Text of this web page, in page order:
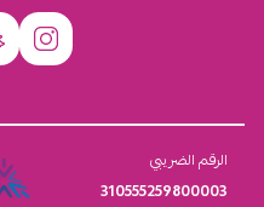
الرقم الضريبي
310555259800003